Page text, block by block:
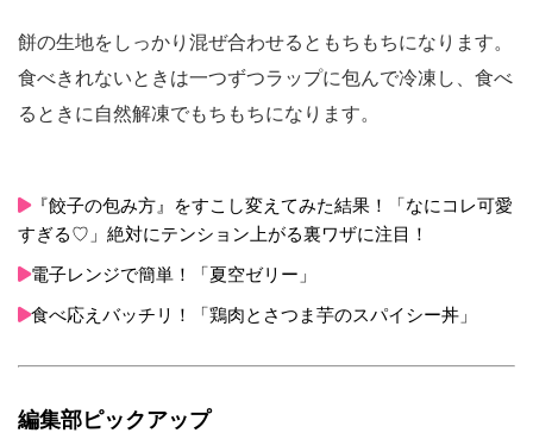
餅の生地をしっかり混ぜ合わせるともちもちになります。
食べきれないときは一つずつラップに包んで冷凍し、食べ
るときに自然解凍でもちもちになります。
『餃子の包み方』をすこし変えてみた結果！「なにコレ可愛
すぎる♡」絶対にテンション上がる裏ワザに注目！
電子レンジで簡単！「夏空ゼリー」
食べ応えバッチリ！「鶏肉とさつま芋のスパイシー丼」
編集部ピックアップ